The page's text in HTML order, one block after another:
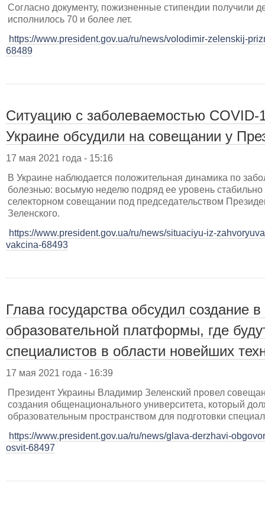
Согласно документу, пожизненные стипендии получили
исполнилось 70 и более лет.
https://www.president.gov.ua/ru/news/volodimir-zelenskij-
68489
Ситуацию с заболеваемостью COVID-
Украине обсудили на совещании у
17 мая 2021 года - 15:16
В Украине наблюдается положительная динамика по
болезнью: восьмую неделю подряд ее уровень
селекторном совещании под председательством
Зеленского.
https://www.president.gov.ua/ru/news/situaciyu-iz-
vakcina-68493
Глава государства обсудил создание
образовательной платформы, где
специалистов в области новейших
17 мая 2021 года - 16:39
Президент Украины Владимир Зеленский провел
создания общенационального университета, который
образовательным пространством для подготовки
https://www.president.gov.ua/ru/news/glava-derzhavi-
osvit-68497